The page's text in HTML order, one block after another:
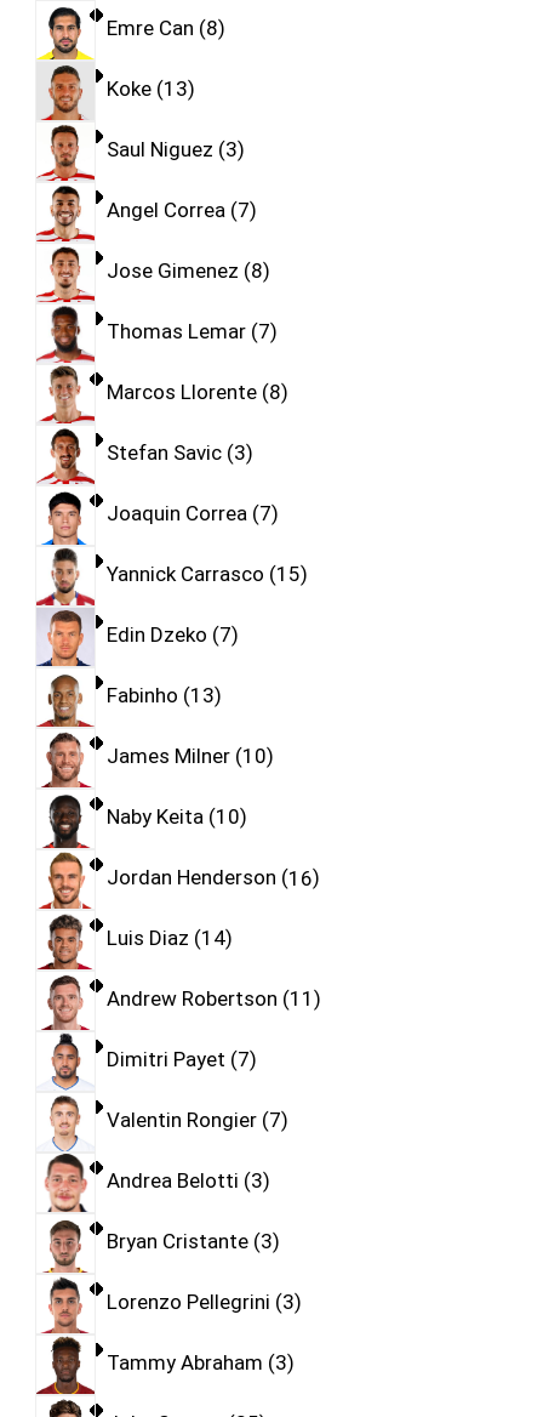
Emre Can 8
Koke 13
Saul Niguez 3
Angel Correa 7
Jose Gimenez 8
Thomas Lemar 7
Marcos Llorente 8
Stefan Savic 3
Joaquin Correa 7
Yannick Carrasco 15
Edin Dzeko 7
Fabinho 13
James Milner 10
Naby Keita 10
Jordan Henderson 16
Luis Diaz 14
Andrew Robertson 11
Dimitri Payet 7
Valentin Rongier 7
Andrea Belotti 3
Bryan Cristante 3
Lorenzo Pellegrini 3
Tammy Abraham 3